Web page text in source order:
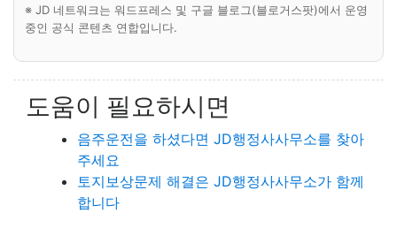
※ JD 네트워크는 워드프레스 및 구글 블로그(블로거스팟)에서 운영
중인 공식 콘텐츠 연합입니다.
도움이 필요하시면
음주운전을 하셨다면 JD행정사사무소를 찾아
주세요
토지보상문제 해결은 JD행정사사무소가 함께
합니다